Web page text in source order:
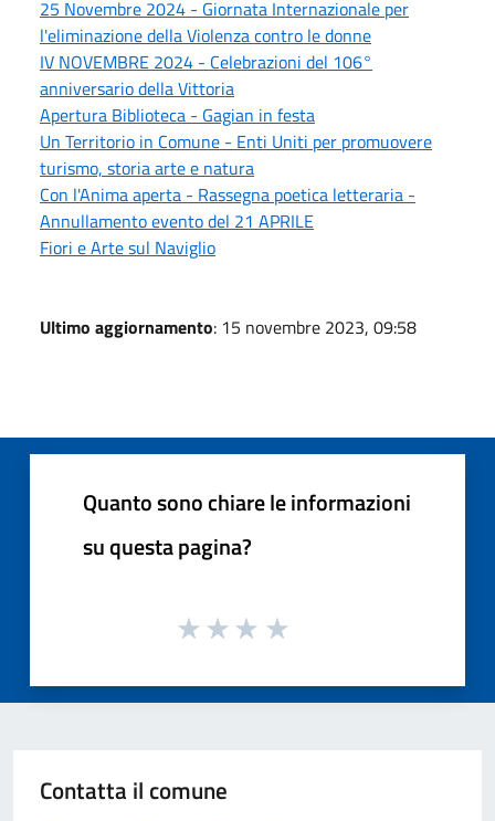
25 Novembre 2024 - Giornata Internazionale per
l'eliminazione della Violenza contro le donne
IV NOVEMBRE 2024 - Celebrazioni del 106°
anniversario della Vittoria
Apertura Biblioteca - Gagian in festa
Un Territorio in Comune - Enti Uniti per promuovere
turismo, storia arte e natura
Con l'Anima aperta - Rassegna poetica letteraria -
Annullamento evento del 21 APRILE
Fiori e Arte sul Naviglio
Ultimo aggiornamento: 15 novembre 2023, 09:58
Quanto sono chiare le informazioni
su questa pagina?
Contatta il comune